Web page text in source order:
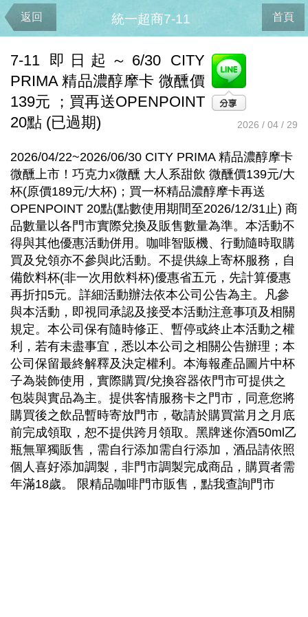
返回 首頁
統一超商7-11
7-11 即日起～6/30 CITY
PRIMA 精品濃醇摩卡 微醺價
139元 ；買再送OPENPOINT
20點 (已過期)
2026 / 04 / 29
2026/04/22~2026/06/30 CITY PRIMA 精品濃醇摩卡
微醺上市！巧克力x微醺 大人系甜飲 微醺價139元/大
杯(原價189元/大杯)；買一杯精品濃醇摩卡再送
OPENPOINT 20點(點數使用期間至2026/12/31止) 商
品數量以各門市實際兌換及販售數量為準。本活動不
得與其他優惠活動併用。咖啡智販機、行動隨時取購
買及兌領亦不參與此活動。不提供線上寄杯服務，自
備飲料杯(非一次用飲料杯)優惠省五元，先計算優惠
再折扣5元。詳細活動辦法依本公司公告為主。凡參
與本活動，即視同承認及接受本活動注意事項及相關
規定。本公司保有隨時修正、暫停或終止本活動之權
利，若有未盡事宜，悉以本公司之相關公告辦理；本
公司保留最終解釋及決定權利。本海報產品圖片中杯
子為裝飾使用，實際購買/兌換容器依門市可提供之
包裝與實品為主。提供客情服務卡之門市，同意您將
購買後之飲品暫時寄放門市，敬請於購買當月之月底
前完成領取，恕不提供跨月領取。黑牌迷你酒50ml乙
瓶無單獨販售，需自行添加需自行添加，酒品請依照
個人喜好添加調製，非門市調製完成商品，購買者需
年滿18歲。 限精品咖啡門市販售，點我查詢門市